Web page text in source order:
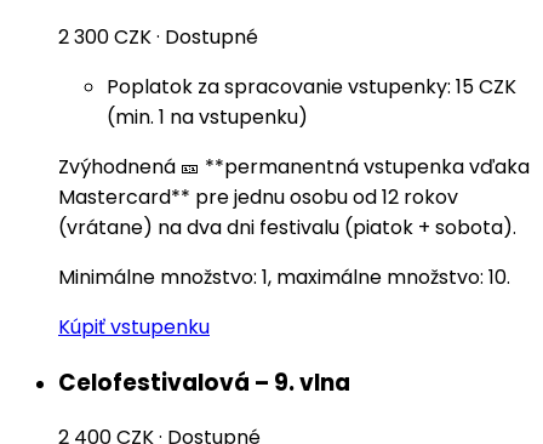
2 300 CZK· Dostupné
Poplatok za spracovanie vstupenky: 15 CZK
(min. 1 na vstupenku)
Zvýhodnená 🎫 **permanentná vstupenka vďaka
Mastercard** pre jednu osobu od 12 rokov
(vrátane) na dva dni festivalu (piatok + sobota).
Minimálne množstvo: 1, maximálne množstvo: 10.
Kúpiť vstupenku
Celofestivalová – 9. vlna
2 400 CZK· Dostupné